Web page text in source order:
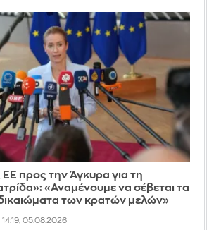
προς την Άγκυρα για τη
«Αναμένουμε να σέβεται τα
των κρατών μελών»
14:19, 05.08.2026